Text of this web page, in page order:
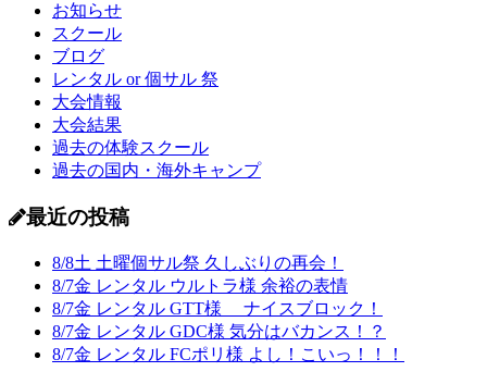
お知らせ
スクール
ブログ
レンタル or 個サル 祭
大会情報
大会結果
過去の体験スクール
過去の国内・海外キャンプ
最近の投稿
8/8土 土曜個サル祭 久しぶりの再会！
8/7金 レンタル ウルトラ様 余裕の表情
8/7金 レンタル GTT様 ナイスブロック！
8/7金 レンタル GDC様 気分はバカンス！？
8/7金 レンタル FCポリ様 よし！こいっ！！！